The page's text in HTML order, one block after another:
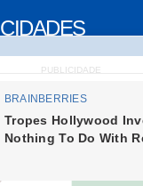
CIDADES
PUBLICIDADE